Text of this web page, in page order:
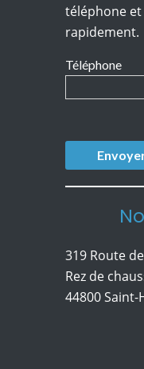
téléphone
rapidement.
Téléphone
319 Route
Rez de
44800